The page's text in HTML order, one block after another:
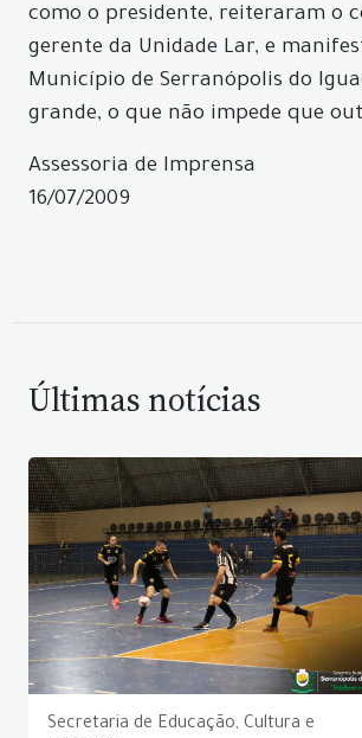
como o presidente, reiteraram o
gerente da Unidade Lar, e
Município de Serranópolis do
grande, o que não impede que
Assessoria de Imprensa
16/07/2009
Últimas notícias
Secretaria de Educação, Cultura e